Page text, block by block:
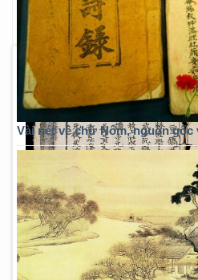
Vài nét về chữ Nôm, nguồn